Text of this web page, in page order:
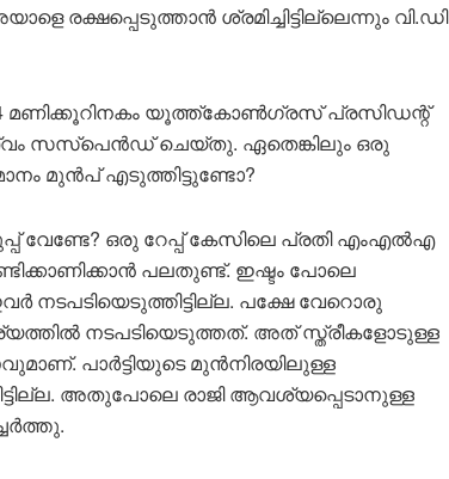
രക്ഷപ്പെടുത്താൻ ശ്രമിച്ചിട്ടില്ലെന്നും വി.ഡി
മണിക്കൂറിനകം യൂത്ത്‌കോൺഗ്രസ് പ്രസിഡന്റ്
സസ്‌പെൻഡ് ചെയ്തു. ഏതെങ്കിലും ഒരു
മുൻപ് എടുത്തിട്ടുണ്ടോ?
വേണ്ടേ? ഒരു റേപ്പ് കേസിലെ പ്രതി എംഎൽഎ
പലതുണ്ട്. ഇഷ്ടം പോലെ
പക്ഷേ വേറൊരു
നടപടിയെടുത്തത്. അത് സ്ത്രീകളോടുള്ള
പാർട്ടിയുടെ മുൻനിരയിലുള്ള
അതുപോലെ രാജി ആവശ്യപ്പെടാനുള്ള